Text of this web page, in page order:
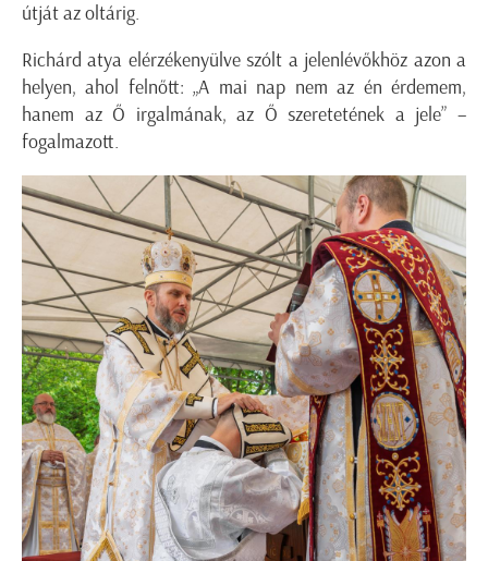
útját az oltárig.
Richárd atya elérzékenyülve szólt a jelenlévőkhöz azon a
helyen, ahol felnőtt: „A mai nap nem az én érdemem,
hanem az Ő irgalmának, az Ő szeretetének a jele” –
fogalmazott.